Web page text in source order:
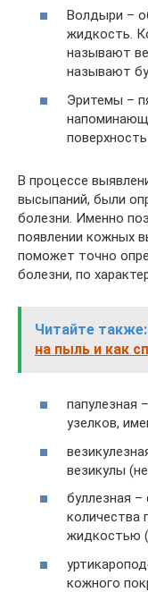
Волдыри –
жидкость.
называют
называют
Эритемы –
В процессе
высыпаний, были
болезни. Именно
появлении кожных
поможет точно
болезни, по
Читайте также:
на пыль и как
папулезная
узелков,
везикулы
буллезная
количества
жидкостью
кожного